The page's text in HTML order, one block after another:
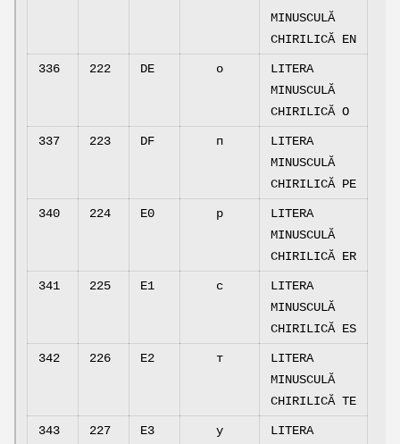
MINUSCULĂ
CHIRILICĂ EN
336 222 DE о
LITERA
MINUSCULĂ
CHIRILICĂ O
337 223 DF п
LITERA
MINUSCULĂ
CHIRILICĂ PE
340 224 E0 р
LITERA
MINUSCULĂ
CHIRILICĂ ER
341 225 E1 с
LITERA
MINUSCULĂ
CHIRILICĂ ES
342 226 E2 т
LITERA
MINUSCULĂ
CHIRILICĂ TE
343 227 E3 у
LITERA